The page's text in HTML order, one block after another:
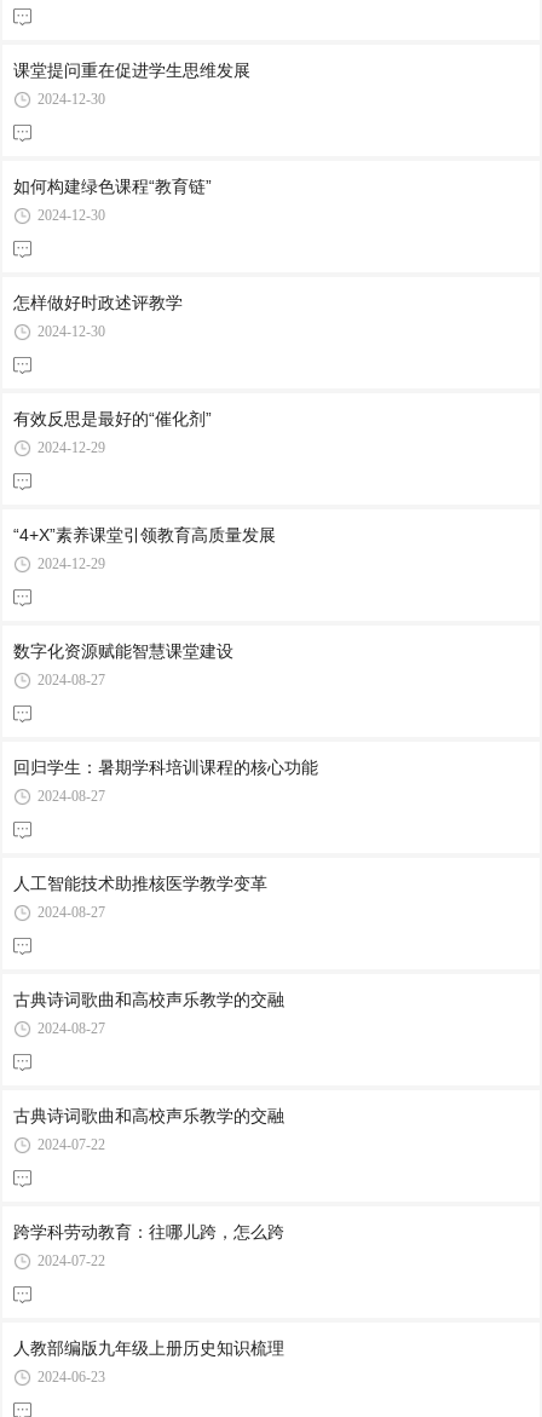
课堂提问重在促进学生思维发展
2024-12-30
如何构建绿色课程“教育链”
2024-12-30
怎样做好时政述评教学
2024-12-30
有效反思是最好的“催化剂”
2024-12-29
“4+X”素养课堂引领教育高质量发展
2024-12-29
数字化资源赋能智慧课堂建设
2024-08-27
回归学生：暑期学科培训课程的核心功能
2024-08-27
人工智能技术助推核医学教学变革
2024-08-27
古典诗词歌曲和高校声乐教学的交融
2024-08-27
古典诗词歌曲和高校声乐教学的交融
2024-07-22
跨学科劳动教育：往哪儿跨，怎么跨
2024-07-22
人教部编版九年级上册历史知识梳理
2024-06-23